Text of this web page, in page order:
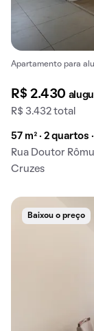
Apartamento para
R$ 2.430
R$ 3.432 total
57 m² · 2 quartos
Rua Doutor
Cruzes
Baixou o preço